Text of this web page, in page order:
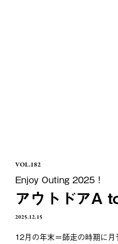
VOL.182
Enjoy Outing 2025！
アウトドアA
2025.12.15
12月の年末＝師走の時期に